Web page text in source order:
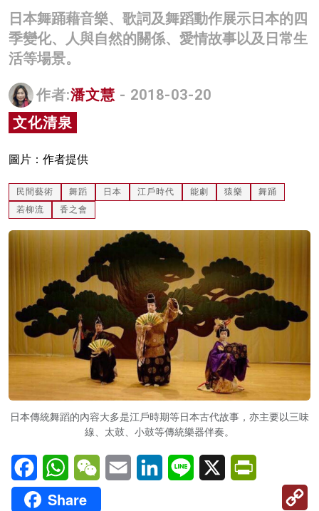
商業
科技
影片
名家榜
灼見活動
關於我們
日本舞踊藉音樂、歌詞及舞蹈動作展示日本的四
季變化、人與自然的關係、愛情故事以及日常生
活等場景。
作者:潘文慧 - 2018-03-20
文化清泉
圖片：作者提供
民間藝術 舞蹈 日本 江戶時代 能劇 猿樂
舞踊
若柳流
香之會
日本傳統舞蹈的內容大多是江戶時期等日本古代故事，亦主要以三味
線、太鼓、小鼓等傳統樂器伴奏。
FacebookWhatsAppWeChatEmail LinkedInLine X
Share